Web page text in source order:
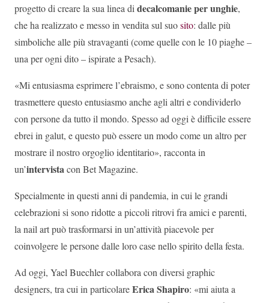
progetto di creare la sua linea di decalcomanie per unghie,
che ha realizzato e messo in vendita sul suosito: dalle più
simboliche alle più stravaganti (come quelle con le 10 piaghe –
una per ogni dito – ispirate a Pesach).
«Mi entusiasma esprimere l’ebraismo, e sono contenta di poter
trasmettere questo entusiasmo anche agli altri e condividerlo
con persone da tutto il mondo. Spesso ad oggi è difficile essere
ebrei in galut, e questo può essere un modo come un altro per
mostrare il nostro orgoglio identitario», racconta in
un’intervistacon Bet Magazine.
Specialmente in questi anni di pandemia, in cui le grandi
celebrazioni si sono ridotte a piccoli ritrovi fra amici e parenti,
la nail art può trasformarsi in un’attività piacevole per
coinvolgere le persone dalle loro case nello spirito della festa.
Ad oggi, Yael Buechler collabora con diversi graphic
designers, tra cui in particolareErica Shapiro: «mi aiuta a